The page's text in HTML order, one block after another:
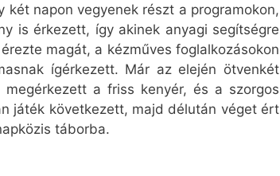
napon vegyenek részt a programokon,
is érkezett, így akinek anyagi segítségre
magát, a kézműves foglalkozásokon
ígérkezett. Már az elején ötvenkét
a friss kenyér, és a szorgos
játék következett, majd délután véget ért
táborba.